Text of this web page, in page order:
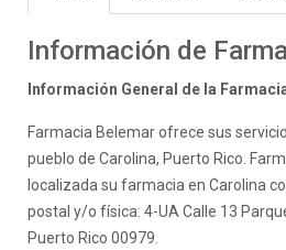
Información de
Información General de la
Farmacia Belemar ofrece sus
pueblo de Carolina, Puerto Rico.
localizada su farmacia en Carolina
postal y/o física: 4-UA Calle 13
Puerto Rico 00979.